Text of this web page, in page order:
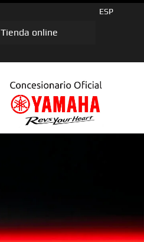
ESP
Tienda online